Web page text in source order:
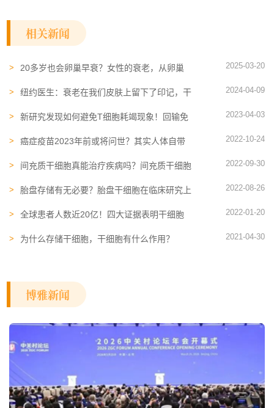
相关新闻
20多岁也会卵巢早衰？女性的衰老，从卵巢
键”
2025-03-20
纽约医生：衰老在我们皮肤上留下了印记，干
2024-04-09
新研究发现如何避免T细胞耗竭现象！回输免
2023-04-03
癌症疫苗2023年前或将问世？其实人体自带
2022-10-24
间充质干细胞真能治疗疾病吗？间充质干细胞
2022-09-30
胎盘存储有无必要？胎盘干细胞在临床研究上
2022-08-26
全球患者人数近20亿！四大证据表明干细胞
2022-01-20
为什么存储干细胞，干细胞有什么作用？ 2021-04-30
博雅新闻